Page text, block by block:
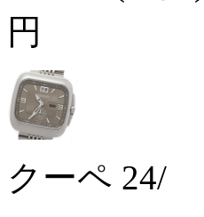
円
クーペ 24/